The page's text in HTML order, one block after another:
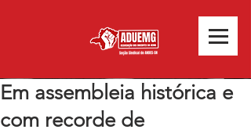
Em assembleia histórica e
com recorde de